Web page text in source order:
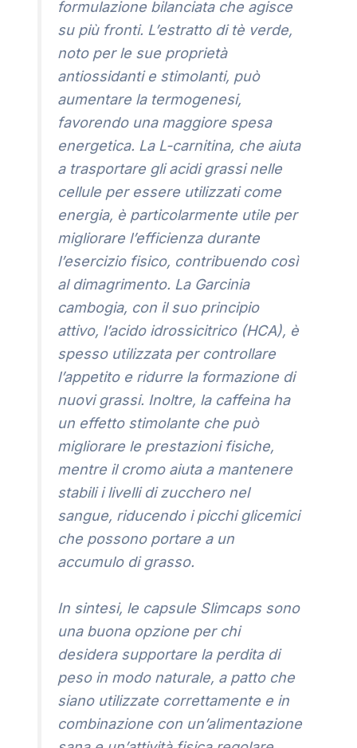
formulazione bilanciata che agisce
su più fronti. L’estratto di tè verde,
noto per le sue proprietà
antiossidanti e stimolanti, può
aumentare la termogenesi,
favorendo una maggiore spesa
energetica. La L-carnitina, che aiuta
a trasportare gli acidi grassi nelle
cellule per essere utilizzati come
energia, è particolarmente utile per
migliorare l’efficienza durante
l’esercizio fisico, contribuendo così
al dimagrimento. La Garcinia
cambogia, con il suo principio
attivo, l’acido idrossicitrico (HCA), è
spesso utilizzata per controllare
l’appetito e ridurre la formazione di
nuovi grassi. Inoltre, la caffeina ha
un effetto stimolante che può
migliorare le prestazioni fisiche,
mentre il cromo aiuta a mantenere
stabili i livelli di zucchero nel
sangue, riducendo i picchi glicemici
che possono portare a un
accumulo di grasso.
In sintesi, le capsule Slimcaps sono
una buona opzione per chi
desidera supportare la perdita di
peso in modo naturale, a patto che
siano utilizzate correttamente e in
combinazione con un’alimentazione